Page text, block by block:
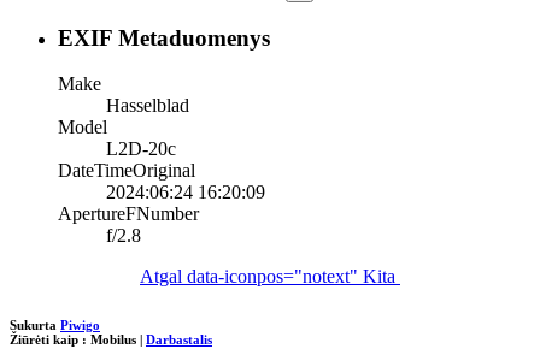
EXIF Metaduomenys
Make
Hasselblad
Model
L2D-20c
DateTimeOriginal
2024:06:24 16:20:09
ApertureFNumber
f/2.8
Atgal data-iconpos="notext" Kita
Sukurta Piwigo
Žiūrėti kaip : Mobilus Darbastalis